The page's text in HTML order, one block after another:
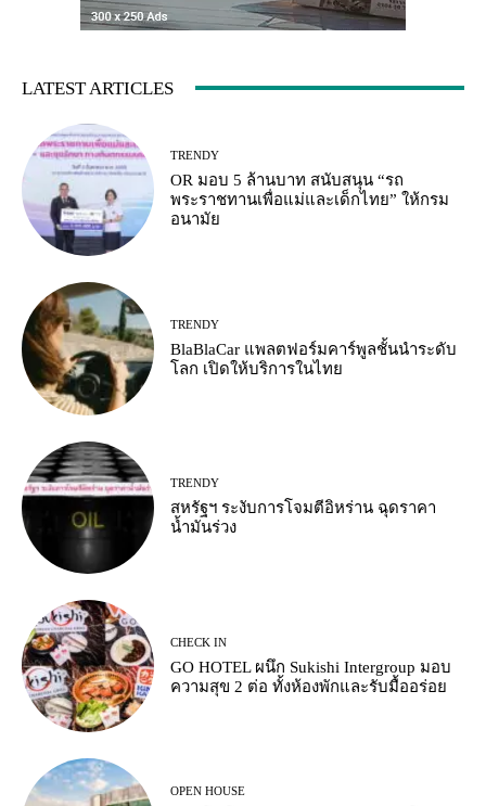
LATEST ARTICLES
TRENDY
OR มอบ 5 ล้านบาท สนับสนุน “รถ
พระราชทานเพื่อแม่และเด็กไทย” ให้กรม
อนามัย
TRENDY
BlaBlaCar แพลตฟอร์มคาร์พูลชั้นนำระดับ
โลก เปิดให้บริการในไทย
TRENDY
สหรัฐฯ ระงับการโจมตีอิหร่าน ฉุดราคา
น้ำมันร่วง
CHECK IN
GO HOTEL ผนึก Sukishi Intergroup มอบ
ความสุข 2 ต่อ ทั้งห้องพักและรับมื้ออร่อย
OPEN HOUSE